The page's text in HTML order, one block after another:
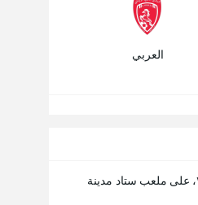
العربي
، في الثلاثاء، ٢٩ أكتوبر ٢٠٢٤، على ملعب ستاد مدينة